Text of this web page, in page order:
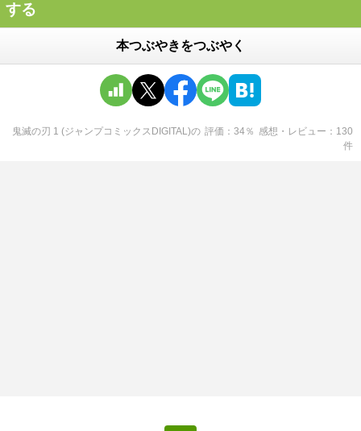
する
本つぶやきをつぶやく
鬼滅の刃 1 (ジャンプコミックスDIGITAL)の 評価 34％ 感想・レビュー
130
件